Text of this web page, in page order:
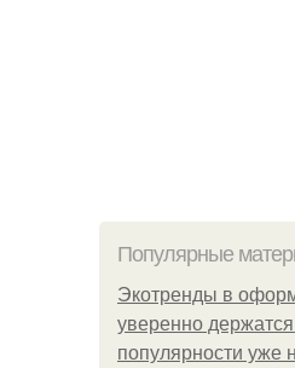
Популярные
Экотренды в
уверенно
популярности уже